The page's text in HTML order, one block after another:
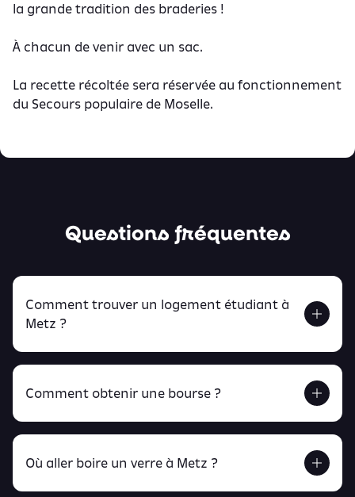
la grande tradition des braderies !
À chacun de venir avec un sac.
La recette récoltée sera réservée au fonctionnement
du Secours populaire de Moselle.
Questions fréquentes
Comment trouver un logement étudiant à
Metz ?
Retrouve tout ça en cliquant ici !
Comment obtenir une bourse ?
Où aller boire un verre à Metz ?